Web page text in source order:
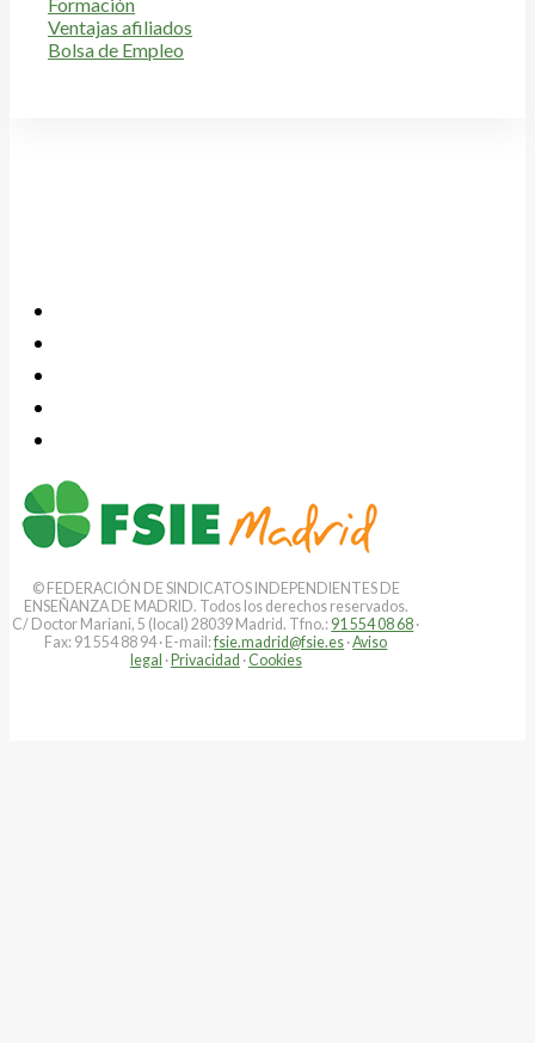
Ventajas afiliados
Bolsa de Empleo
© FEDERACIÓN DE SINDICATOS INDEPENDIENTES DE
ENSEÑANZA DE MADRID. Todos los derechos reservados.
C/ Doctor Mariani, 5 (local) 28039 Madrid. Tfno.: 91 554 08 68 ·
Fax: 91 554 88 94 · E-mail:fsie.madrid@fsie.es ·Aviso
legal ·Privacidad · Cookies